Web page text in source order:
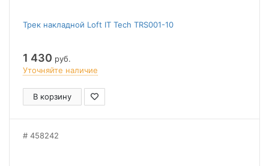
Трек накладной Loft IT Tech TRS001-10
1 430 руб.
Уточняйте наличие
В корзину
458242